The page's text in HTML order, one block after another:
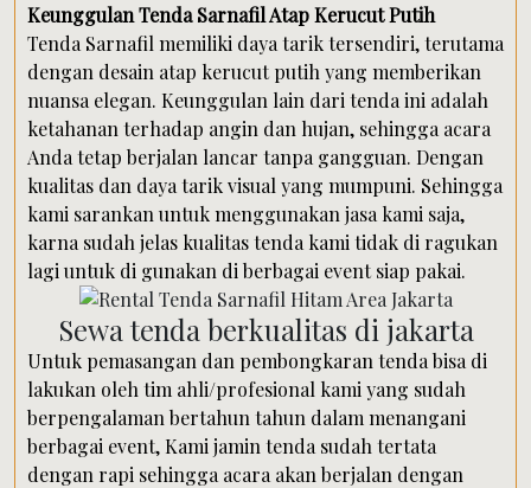
Keunggulan Tenda Sarnafil Atap Kerucut Putih
Tenda Sarnafil memiliki daya tarik tersendiri, terutama
dengan desain atap kerucut putih yang memberikan
nuansa elegan. Keunggulan lain dari tenda ini adalah
ketahanan terhadap angin dan hujan, sehingga acara
Anda tetap berjalan lancar tanpa gangguan. Dengan
kualitas dan daya tarik visual yang mumpuni. Sehingga
kami sarankan untuk menggunakan jasa kami saja,
karna sudah jelas kualitas tenda kami tidak di ragukan
lagi untuk di gunakan di berbagai event siap pakai.
Sewa tenda berkualitas di jakarta
Untuk pemasangan dan pembongkaran tenda bisa di
lakukan oleh tim ahli/profesional kami yang sudah
berpengalaman bertahun tahun dalam menangani
berbagai event, Kami jamin tenda sudah tertata
dengan rapi sehingga acara akan berjalan dengan